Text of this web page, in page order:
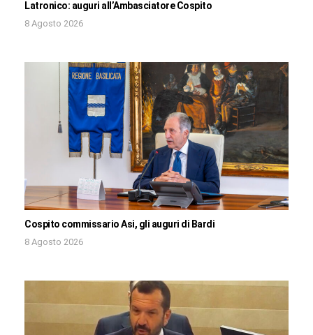
Latronico: auguri all’Ambasciatore Cospito
8 Agosto 2026
Cospito commissario Asi, gli auguri di Bardi
8 Agosto 2026